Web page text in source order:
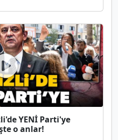
YENİ Parti'ye
o anlar!